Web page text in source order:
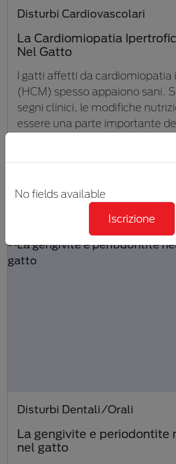
Disturbi Cardiovascolari
La Cardiomiopatia
Nel Gatto
I gatti affetti da cardiomiopatia
(HCM) spesso appaiono sani.
segni clinici, le modifiche
essere una parte importante
da 1 min a 5 min
Disturbi Dentali/Orali
La gengivite e periodontite
nel gatto
No fields available
Iscrizione